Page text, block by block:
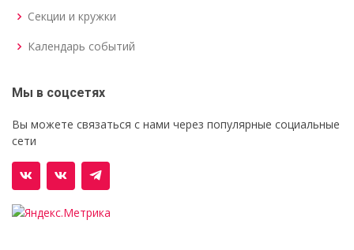
Секции и кружки
Календарь событий
Мы в соцсетях
Вы можете связаться с нами через популярные социальные
сети